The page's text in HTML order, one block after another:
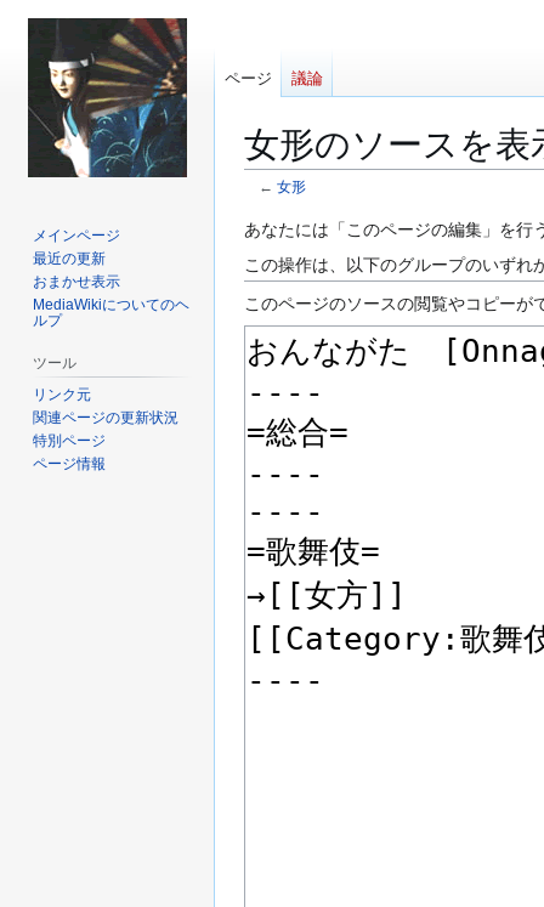
女形のソースを表
← 女形
ナ
ゲ
ー
シ
ョ
移
検
に
移
動
あなたには「このページの編集」を行
この操作は、以下のグループのいず
このページのソースの閲覧やコピーが
ページ 議論
メインページ
最近の更新
おまかせ表示
MediaWikiについてのヘ
ルプ
ツール
リンク元
関連ページの更新状況
特別ページ
ページ情報